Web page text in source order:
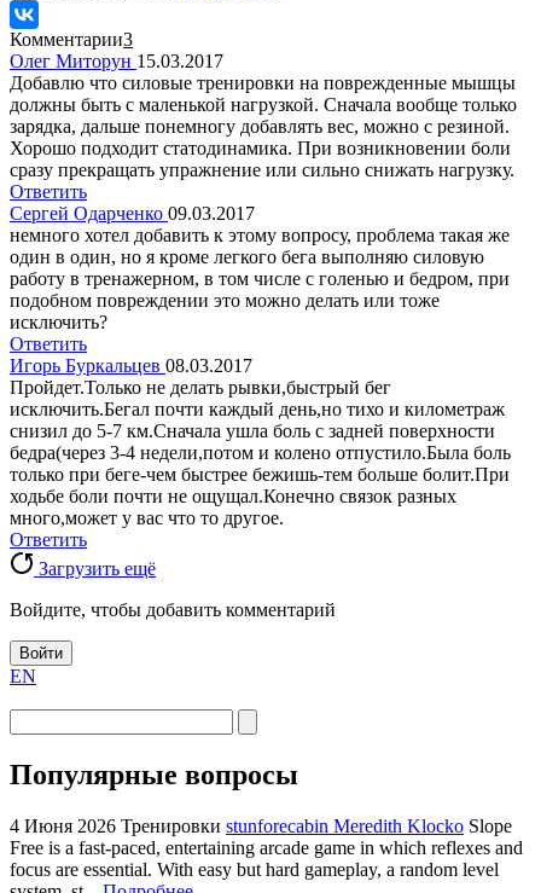
Комментарии3
Олег Миторун 15.03.2017
Добавлю что силовые тренировки на поврежденные мышцы
должны быть с маленькой нагрузкой. Сначала вообще только
зарядка, дальше понемногу добавлять вес, можно с резиной.
Хорошо подходит статодинамика. При возникновении боли
сразу прекращать упражнение или сильно снижать нагрузку.
Ответить
Сергей Одарченко 09.03.2017
немного хотел добавить к этому вопросу, проблема такая же
один в один, но я кроме легкого бега выполняю силовую
работу в тренажерном, в том числе с голенью и бедром, при
подобном повреждении это можно делать или тоже
исключить?
Ответить
Игорь Буркальцев 08.03.2017
Пройдет.Только не делать рывки,быстрый бег
исключить.Бегал почти каждый день,но тихо и километраж
снизил до 5-7 км.Сначала ушла боль с задней поверхности
бедра(через 3-4 недели,потом и колено отпустило.Была боль
только при беге-чем быстрее бежишь-тем больше болит.При
ходьбе боли почти не ощущал.Конечно связок разных
много,может у вас что то другое.
Ответить
Загрузить ещё
Войдите, чтобы добавить комментарий
Войти
EN
Популярные вопросы
4 Июня 2026 Тренировки stunforecabin Meredith Klocko Slope
Free is a fast-paced, entertaining arcade game in which reflexes and
focus are essential. With easy but hard gameplay, a random level